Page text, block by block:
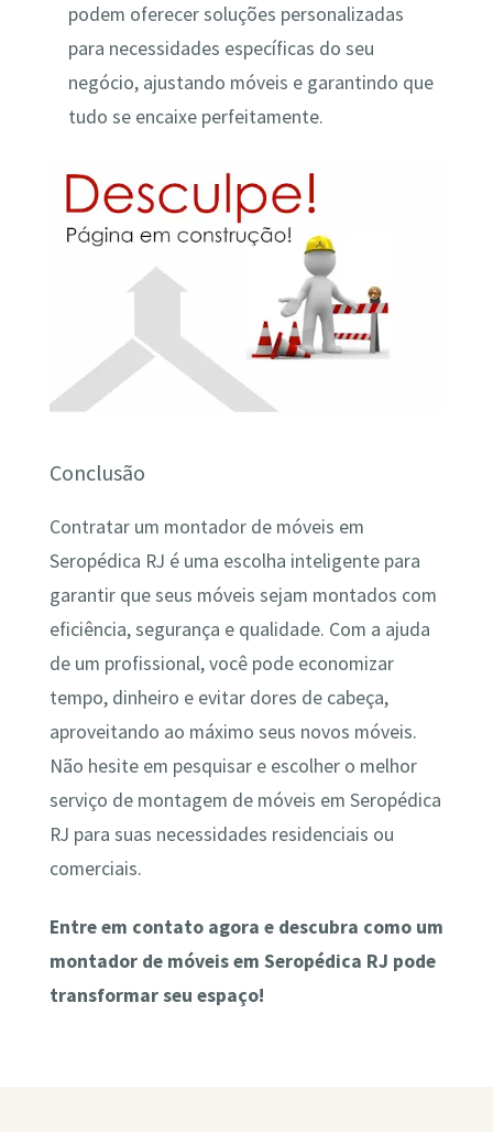
podem oferecer soluções personalizadas
para necessidades específicas do seu
negócio, ajustando móveis e garantindo que
tudo se encaixe perfeitamente.
Conclusão
Contratar um montador de móveis em
Seropédica RJ é uma escolha inteligente para
garantir que seus móveis sejam montados com
eficiência, segurança e qualidade. Com a ajuda
de um profissional, você pode economizar
tempo, dinheiro e evitar dores de cabeça,
aproveitando ao máximo seus novos móveis.
Não hesite em pesquisar e escolher o melhor
serviço de montagem de móveis em Seropédica
RJ para suas necessidades residenciais ou
comerciais.
Entre em contato agora e descubra como um
montador de móveis em Seropédica RJ pode
transformar seu espaço!